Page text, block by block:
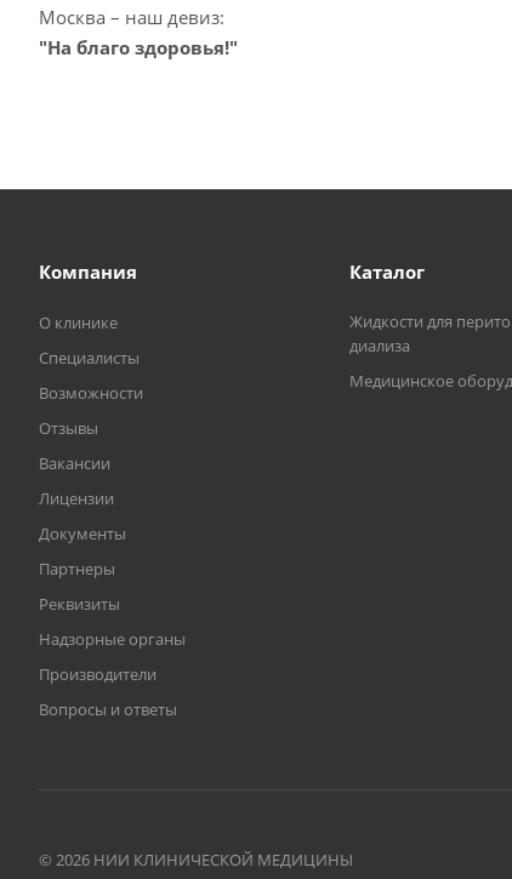
Москва – наш девиз:
"На благо здоровья!"
Компания
О клинике
Специалисты
Возможности
Отзывы
Вакансии
Лицензии
Документы
Партнеры
Реквизиты
Надзорные органы
Производители
Вопросы и ответы
Каталог
Жидкости для
диализа
Медицинское
© 2026 НИИ КЛИНИЧЕСКОЙ МЕДИЦИНЫ